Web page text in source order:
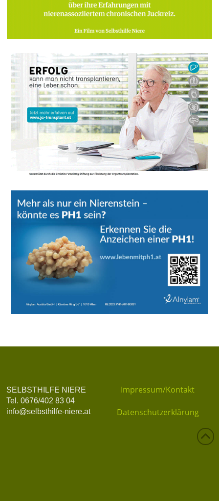
SELBSTHILFE NIERE
Tel. 0676/402 83 04
info@selbsthilfe-niere.at
Impressum/Kontakt
Datenschutzerklärung